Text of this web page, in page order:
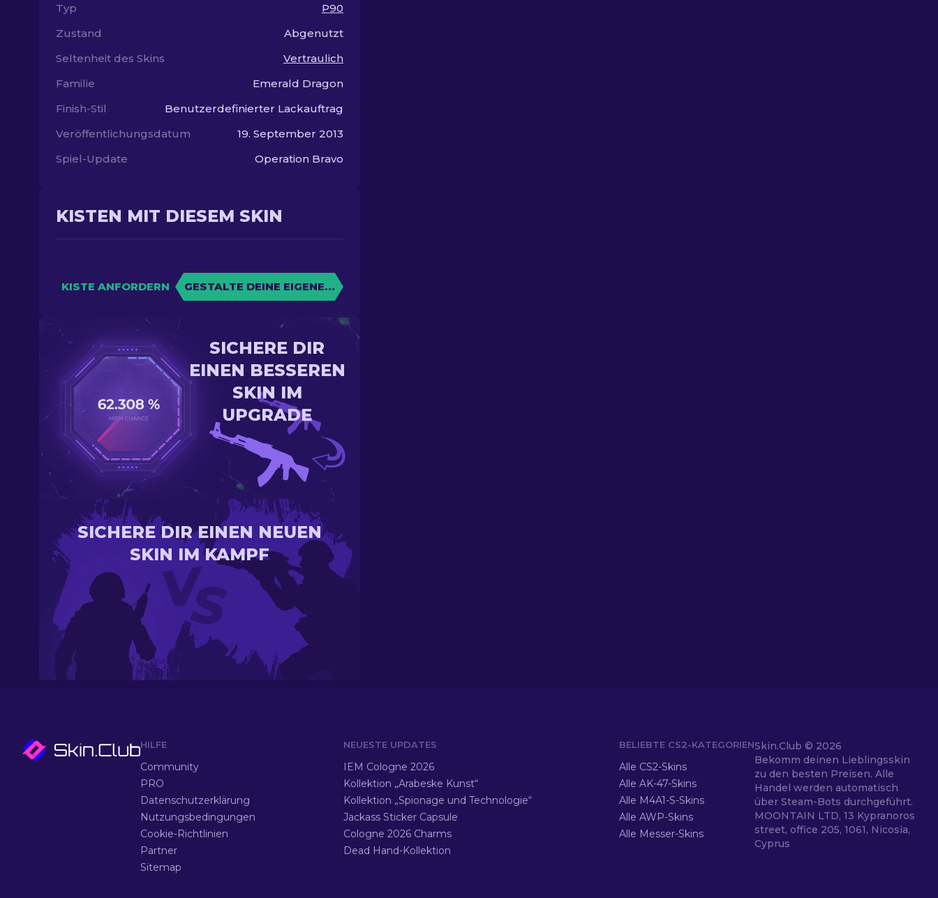
Typ
P90
Zustand
Abgenutzt
Seltenheit des Skins
Vertraulich
Familie
Emerald Dragon
Finish-Stil
Benutzerdefinierter Lackauftrag
Veröffentlichungsdatum
19. September 2013
Spiel-Update
Operation Bravo
KISTEN MIT DIESEM SKIN
KISTE ANFORDERN GESTALTE DEINE EIGENE KISTE
SICHERE DIR
EINEN BESSEREN
SKIN IM
UPGRADE
SICHERE DIR EINEN NEUEN
SKIN IM KAMPF
HILFE
Community
PRO
Datenschutzerklärung
Nutzungsbedingungen
Cookie-Richtlinien
Partner
Sitemap
NEUESTE UPDATES
IEM Cologne 2026
Kollektion „Arabeske Kunst“
Kollektion „Spionage und Technologie“
Jackass Sticker Capsule
Cologne 2026 Charms
Dead Hand-Kollektion
BELIEBTE CS2-KATEGORIEN
Alle CS2-Skins
Alle AK-47-Skins
Alle M4A1-S-Skins
Alle AWP-Skins
Alle Messer-Skins
Skin.Club © 2026
Bekomm deinen Lieblingsskin
zu den besten Preisen. Alle
Handel werden automatisch
über Steam-Bots durchgeführt.
MOONTAIN LTD, 13 Kypranoros
street, office 205, 1061, Nicosia,
Cyprus